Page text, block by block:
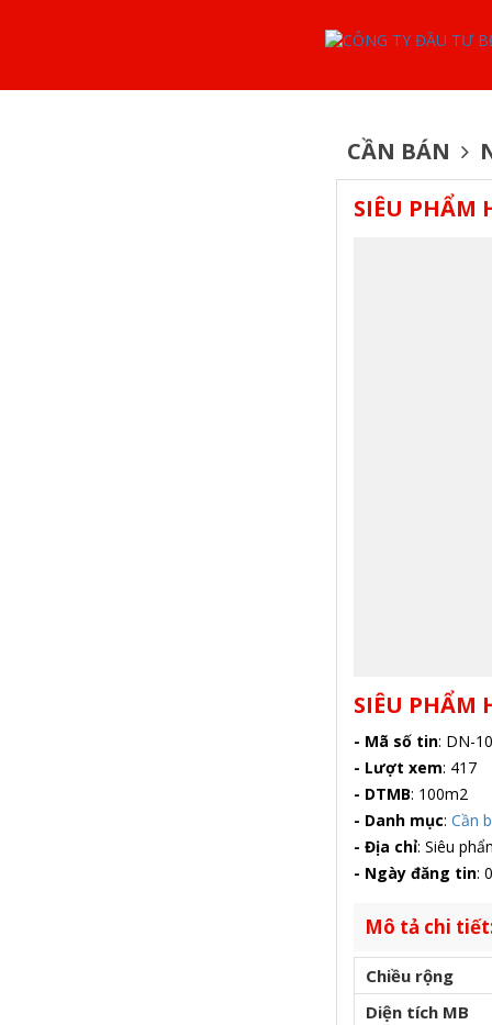
CẦN BÁN
SIÊU PHẨM
SIÊU PHẨM
- Mã số tin: DN-
- Lượt xem: 417
- DTMB: 100m2
- Danh mục: Cần
- Địa chỉ: Siêu
- Ngày đăng tin:
Mô tả chi
Chiều rộng
Diện tích MB